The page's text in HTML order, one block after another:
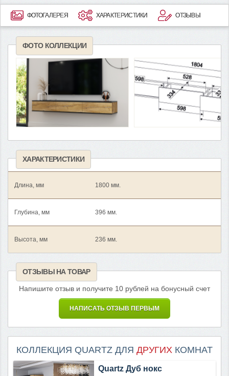
ФОТОГАЛЕРЕЯ ХАРАКТЕРИСТИКИ ОТЗЫВЫ
ФОТО КОЛЛЕКЦИИ
ХАРАКТЕРИСТИКИ
Длина, мм 1800 мм.
Глубина, мм 396 мм.
Высота, мм 236 мм.
ОТЗЫВЫ НА ТОВАР
Напишите отзыв и получите 10 рублей на бонусный счет
НАПИСАТЬ ОТЗЫВ ПЕРВЫМ
КОЛЛЕКЦИЯ QUARTZ ДЛЯ ДРУГИХ КОМНАТ
Quartz Дуб нокс